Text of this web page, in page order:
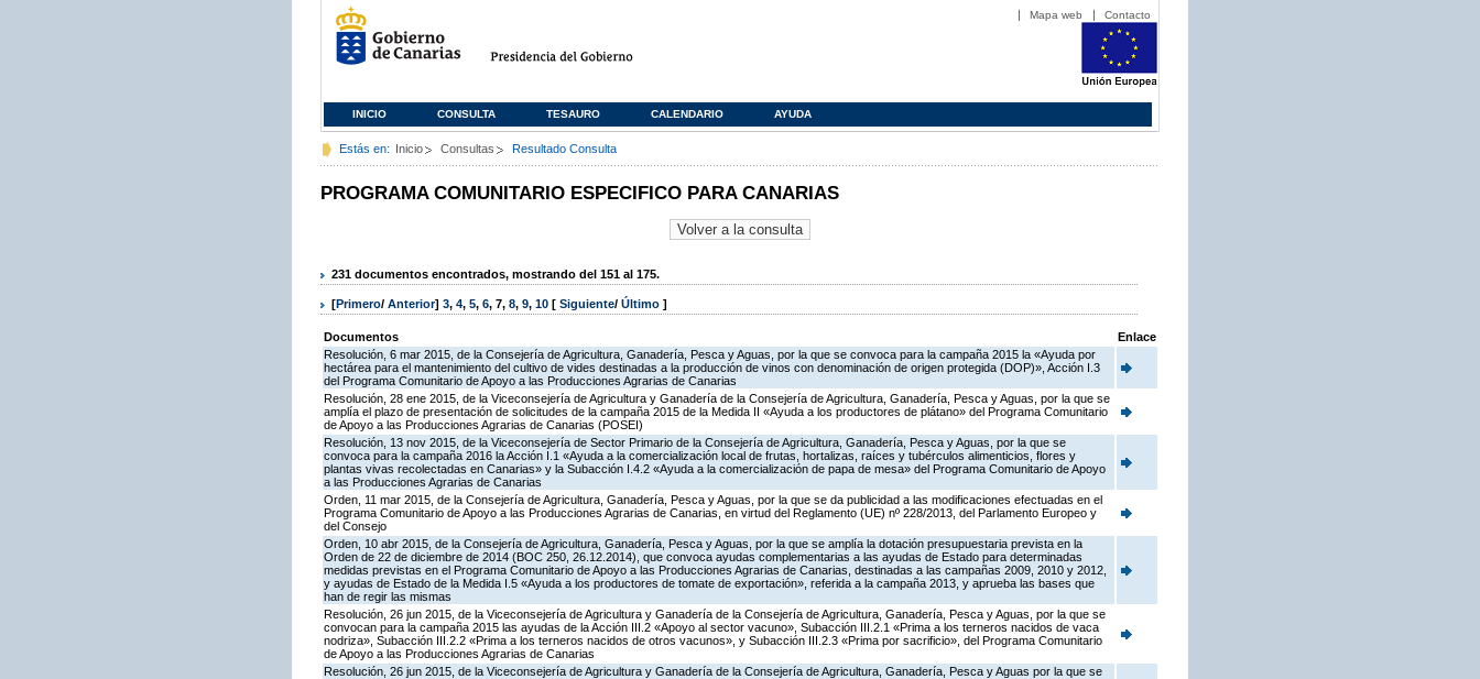
Mapa web Contacto
INICIO CONSULTA TESAURO CALENDARIO AYUDA
Estás en: Inicio Consultas Resultado Consulta
PROGRAMA COMUNITARIO ESPECIFICO PARA CANARIAS
231 documentos encontrados, mostrando del 151 al 175.
[Primero/ Anterior] 3, 4, 5, 6, 7, 8, 9, 10 [ Siguiente/ Último ]
Documentos
Enlace
Resolución, 6 mar 2015, de la Consejería de Agricultura, Ganadería, Pesca y Aguas, por la que se convoca para la campaña 2015 la «Ayuda por
hectárea para el mantenimiento del cultivo de vides destinadas a la producción de vinos con denominación de origen protegida (DOP)», Acción I.3
del Programa Comunitario de Apoyo a las Producciones Agrarias de Canarias
Resolución, 28 ene 2015, de la Viceconsejería de Agricultura y Ganadería de la Consejería de Agricultura, Ganadería, Pesca y Aguas, por la que se
amplía el plazo de presentación de solicitudes de la campaña 2015 de la Medida II «Ayuda a los productores de plátano» del Programa Comunitario
de Apoyo a las Producciones Agrarias de Canarias (POSEI)
Resolución, 13 nov 2015, de la Viceconsejería de Sector Primario de la Consejería de Agricultura, Ganadería, Pesca y Aguas, por la que se
convoca para la campaña 2016 la Acción I.1 «Ayuda a la comercialización local de frutas, hortalizas, raíces y tubérculos alimenticios, flores y
plantas vivas recolectadas en Canarias» y la Subacción I.4.2 «Ayuda a la comercialización de papa de mesa» del Programa Comunitario de Apoyo
a las Producciones Agrarias de Canarias
Orden, 11 mar 2015, de la Consejería de Agricultura, Ganadería, Pesca y Aguas, por la que se da publicidad a las modificaciones efectuadas en el
Programa Comunitario de Apoyo a las Producciones Agrarias de Canarias, en virtud del Reglamento (UE) nº 228/2013, del Parlamento Europeo y
del Consejo
Orden, 10 abr 2015, de la Consejería de Agricultura, Ganadería, Pesca y Aguas, por la que se amplía la dotación presupuestaria prevista en la
Orden de 22 de diciembre de 2014 (BOC 250, 26.12.2014), que convoca ayudas complementarias a las ayudas de Estado para determinadas
medidas previstas en el Programa Comunitario de Apoyo a las Producciones Agrarias de Canarias, destinadas a las campañas 2009, 2010 y 2012,
y ayudas de Estado de la Medida I.5 «Ayuda a los productores de tomate de exportación», referida a la campaña 2013, y aprueba las bases que
han de regir las mismas
Resolución, 26 jun 2015, de la Viceconsejería de Agricultura y Ganadería de la Consejería de Agricultura, Ganadería, Pesca y Aguas, por la que se
convocan para la campaña 2015 las ayudas de la Acción III.2 «Apoyo al sector vacuno», Subacción III.2.1 «Prima a los terneros nacidos de vaca
nodriza», Subacción III.2.2 «Prima a los terneros nacidos de otros vacunos», y Subacción III.2.3 «Prima por sacrificio», del Programa Comunitario
de Apoyo a las Producciones Agrarias de Canarias
Resolución, 26 jun 2015, de la Viceconsejería de Agricultura y Ganadería de la Consejería de Agricultura, Ganadería, Pesca y Aguas por la que se